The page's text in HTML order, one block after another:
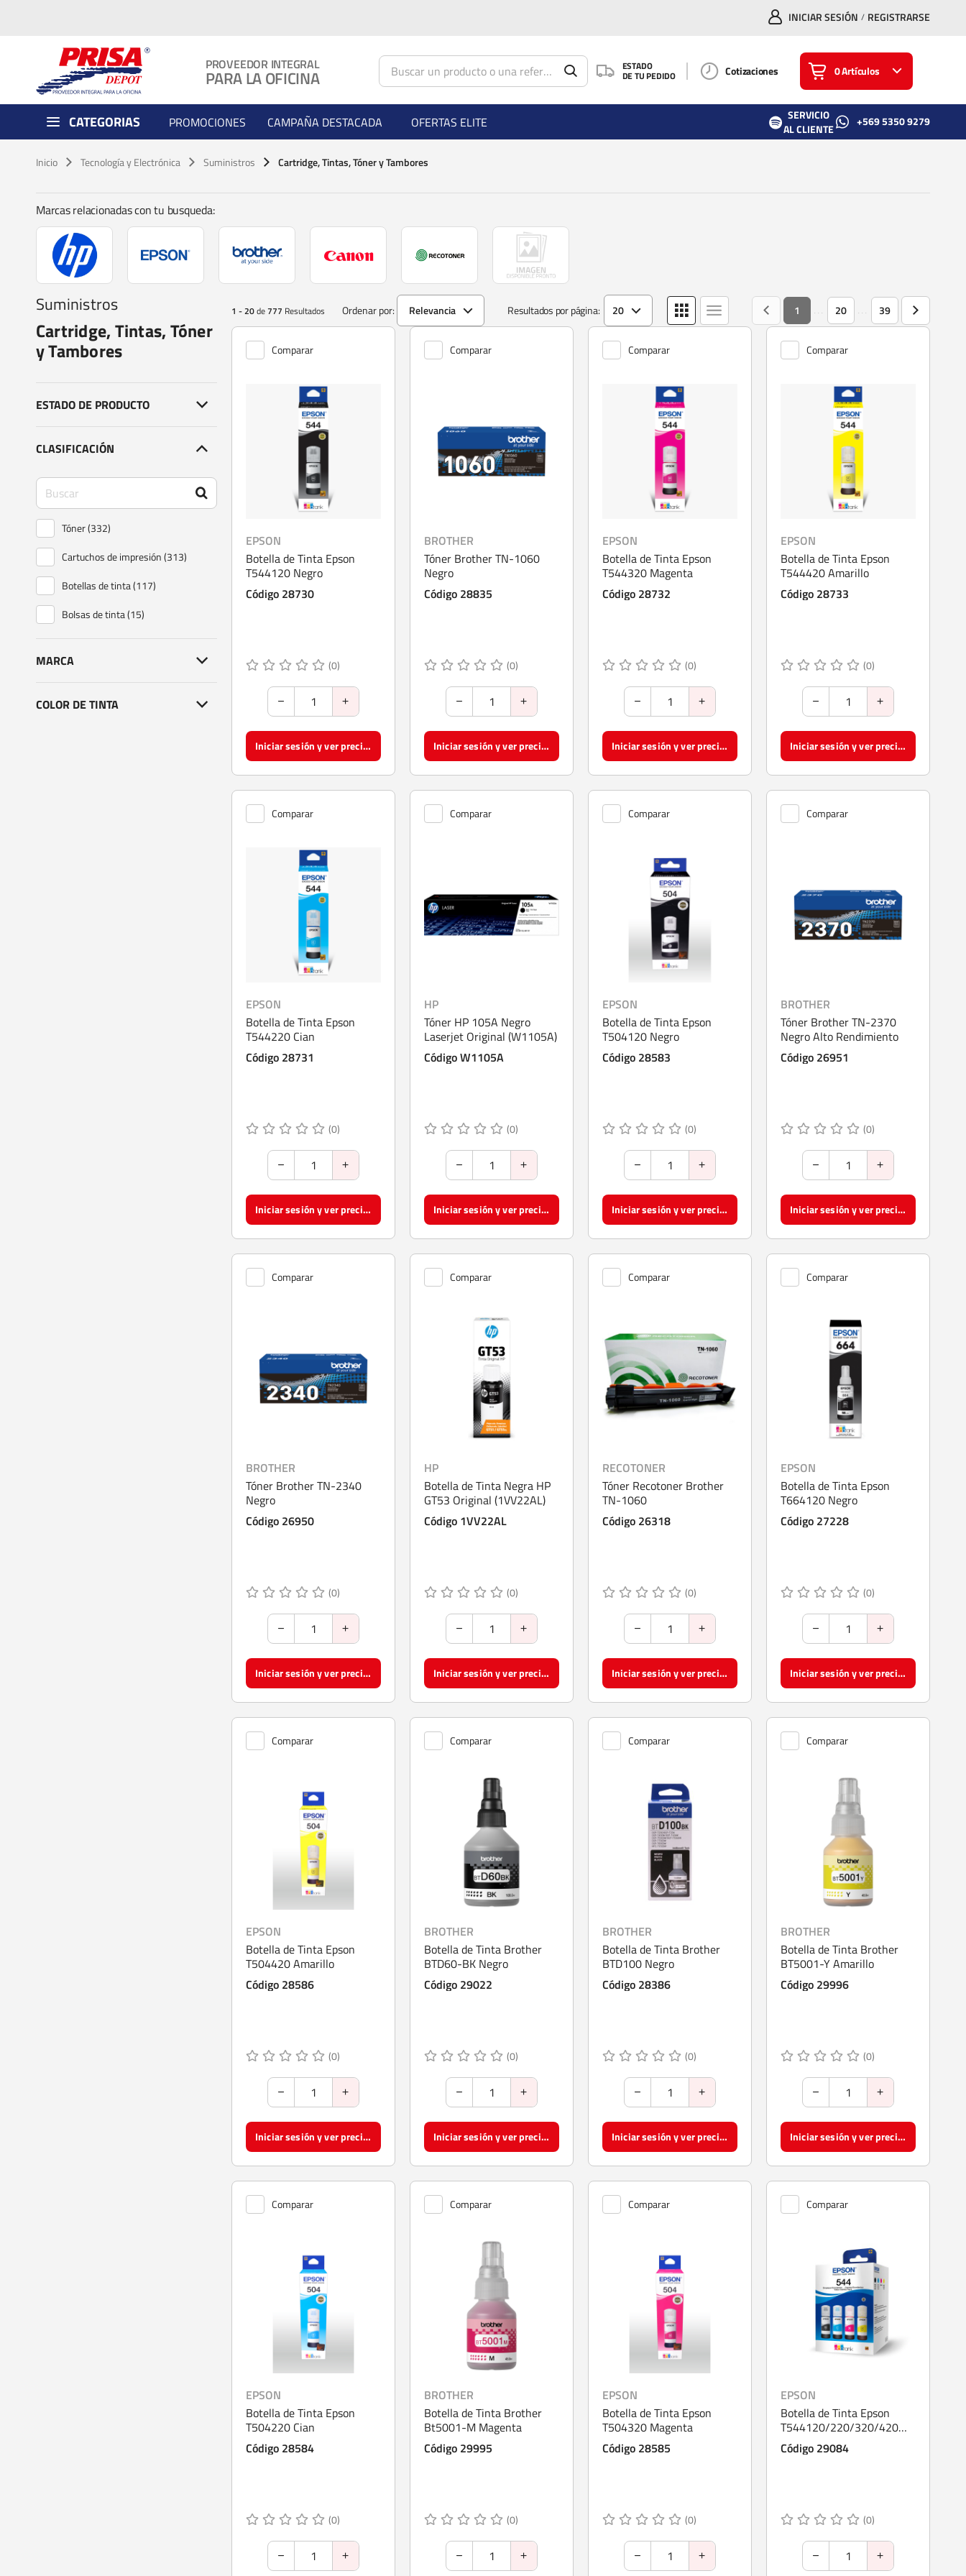
INICIAR SESIÓN / REGISTRARSE
PROVEEDOR INTEGRAL
PARA LA OFICINA
ESTADO
DE TU PEDIDO Cotizaciones 0 Artículos
CATEGORIAS PROMOCIONES CAMPAÑA DESTACADA OFERTAS ELITE
SERVICIO
AL CLIENTE
+569 5350 9279
Inicio Tecnología y Electrónica Suministros Cartridge, Tintas, Tóner y Tambores
Marcas relacionadas con tu busqueda:
Suministros
Cartridge, Tintas, Tóner
y Tambores
ESTADO DE PRODUCTO
CLASIFICACIÓN
Tóner (332)
Cartuchos de impresión (313)
Botellas de tinta (117)
Bolsas de tinta (15)
MARCA
COLOR DE TINTA
1 - 20de777 Resultados Ordenar por: Relevancia Resultados por página: 20 1 ... 20 ... 39
Comparar
EPSON
Botella de Tinta Epson
T544120 Negro
Código 28730
(0)
Iniciar sesión y ver precios
Comparar
BROTHER
Tóner Brother TN-1060
Negro
Código 28835
(0)
Iniciar sesión y ver precios
Comparar
EPSON
Botella de Tinta Epson
T544320 Magenta
Código 28732
(0)
Iniciar sesión y ver precios
Comparar
EPSON
Botella de Tinta Epson
T544420 Amarillo
Código 28733
(0)
Iniciar sesión y ver precios
Comparar
EPSON
Botella de Tinta Epson
T544220 Cian
Código 28731
(0)
Iniciar sesión y ver precios
Comparar
HP
Tóner HP 105A Negro
Laserjet Original (W1105A)
Código W1105A
(0)
Iniciar sesión y ver precios
Comparar
EPSON
Botella de Tinta Epson
T504120 Negro
Código 28583
(0)
Iniciar sesión y ver precios
Comparar
BROTHER
Tóner Brother TN-2370
Negro Alto Rendimiento
Código 26951
(0)
Iniciar sesión y ver precios
Comparar
BROTHER
Tóner Brother TN-2340
Negro
Código 26950
(0)
Iniciar sesión y ver precios
Comparar
HP
Botella de Tinta Negra HP
GT53 Original (1VV22AL)
Código 1VV22AL
(0)
Iniciar sesión y ver precios
Comparar
RECOTONER
Tóner Recotoner Brother
TN-1060
Código 26318
(0)
Iniciar sesión y ver precios
Comparar
EPSON
Botella de Tinta Epson
T664120 Negro
Código 27228
(0)
Iniciar sesión y ver precios
Comparar
EPSON
Botella de Tinta Epson
T504420 Amarillo
Código 28586
(0)
Iniciar sesión y ver precios
Comparar
BROTHER
Botella de Tinta Brother
BTD60-BK Negro
Código 29022
(0)
Iniciar sesión y ver precios
Comparar
BROTHER
Botella de Tinta Brother
BTD100 Negro
Código 28386
(0)
Iniciar sesión y ver precios
Comparar
BROTHER
Botella de Tinta Brother
BT5001-Y Amarillo
Código 29996
(0)
Iniciar sesión y ver precios
Comparar
EPSON
Botella de Tinta Epson
T504220 Cian
Código 28584
(0)
Comparar
BROTHER
Botella de Tinta Brother
Bt5001-M Magenta
Código 29995
(0)
Comparar
EPSON
Botella de Tinta Epson
T504320 Magenta
Código 28585
(0)
Comparar
EPSON
Botella de Tinta Epson
T544120/220/320/420
Pack 4 Colores
Código 29084
(0)